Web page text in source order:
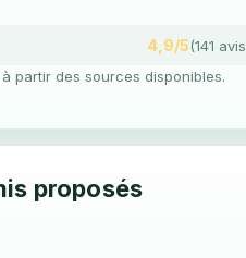
4,9/5(141
partir des sources disponibles.
proposés